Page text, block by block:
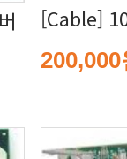
[Cable]
200,000